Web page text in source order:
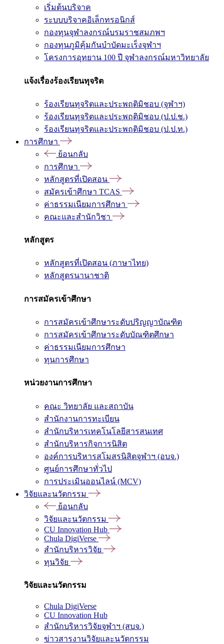
เริ่มต้นบริจาค
ระบบบริจาคอิเล็กทรอนิกส์
กองทุนจุฬาลงกรณ์บรมราชสมภพฯ
กองทุนภูมิคุ้มกันบำบัดมะเร็งจุฬาฯ
โครงการอุทยาน 100 ปี จุฬาลงกรณ์มหาวิทยาลัย
แจ้งเรื่องร้องเรียนทุจริต
ร้องเรียนทุจริตและประพฤติมิชอบ (จุฬาฯ)
ร้องเรียนทุจริตและประพฤติมิชอบ (ป.ป.ช.)
ร้องเรียนทุจริตและประพฤติมิชอบ (ป.ป.ท.)
การศึกษา
ย้อนกลับ
การศึกษา
หลักสูตรที่เปิดสอน
สมัครเข้าศึกษา TCAS
ค่าธรรมเนียมการศึกษา
คณะและสำนักวิชา
หลักสูตร
หลักสูตรที่เปิดสอน (ภาษาไทย)
หลักสูตรนานาชาติ
การสมัครเข้าศึกษา
การสมัครเข้าศึกษาระดับปริญญาบัณฑิต
การสมัครเข้าศึกษาระดับบัณฑิตศึกษา
ค่าธรรมเนียมการศึกษา
ทุนการศึกษา
หน่วยงานการศึกษา
คณะ วิทยาลัย และสถาบัน
สำนักงานการทะเบียน
สำนักบริหารเทคโนโลยีสารสนเทศ
สำนักบริหารกิจการนิสิต
องค์การบริหารสโมสรนิสิตจุฬาฯ (อบจ.)
ศูนย์การศึกษาทั่วไป
การประเมินออนไลน์ (MCV)
วิจัยและนวัตกรรม
ย้อนกลับ
วิจัยและนวัตกรรม
CU Innovation Hub
Chula DigiVerse
สำนักบริหารวิจัย
ทุนวิจัย
วิจัยและนวัตกรรม
Chula DigiVerse
CU Innovation Hub
สำนักบริหารวิจัยจุฬาฯ (สบจ.)
ข่าวสารงานวิจัยและนวัตกรรม